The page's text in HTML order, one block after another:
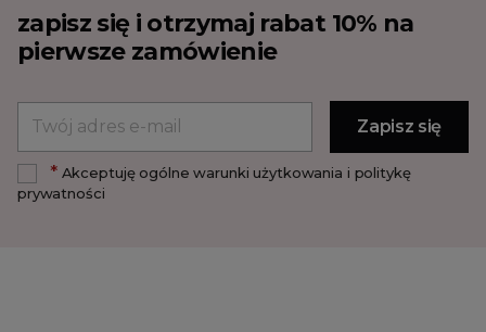
zapisz się i otrzymaj rabat 10% na
pierwsze zamówienie
*Akceptuję ogólne warunki użytkowania i politykę
prywatności